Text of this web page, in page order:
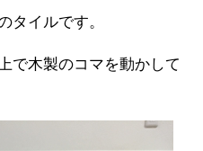
タイルです。
で木製のコマを動かして